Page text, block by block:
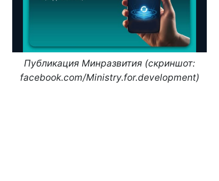
Публикация Минразвития (скриншот:
facebook.com/Ministry.for.development)